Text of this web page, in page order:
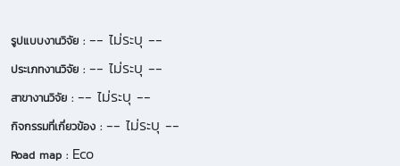
รูปแบบงานวิจัย : -- ไม่ระบุ --
ประเภทงานวิจัย : -- ไม่ระบุ --
สาขางานวิจัย : -- ไม่ระบุ --
กิจกรรมที่เกี่ยวข้อง : -- ไม่ระบุ --
Road map : Eco